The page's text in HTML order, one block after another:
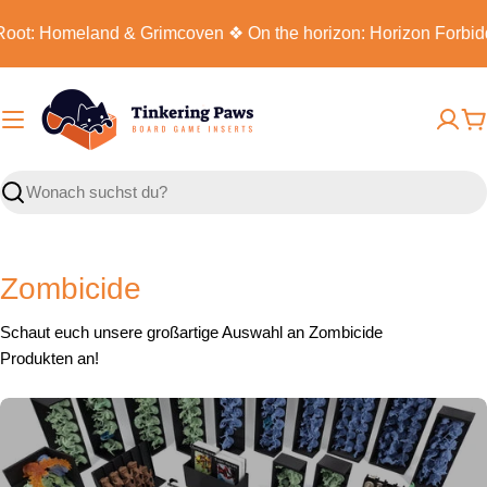
Inhalt
springen
Homeland & Grimcoven ❖ On the horizon: Horizon
Suchen
S
a
m
m
u
Zombicide
Schaut euch unsere großartige Auswahl an Zombicide
Produkten an!